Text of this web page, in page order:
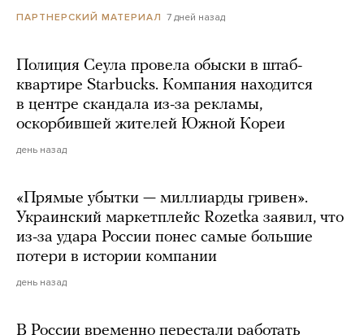
ПАРТНЕРСКИЙ МАТЕРИАЛ 7 дней назад
Полиция Сеула провела обыски в штаб-
квартире Starbucks. Компания находится
в центре скандала из-за рекламы,
оскорбившей жителей Южной Кореи
день назад
«Прямые убытки — миллиарды гривен».
Украинский маркетплейс Rozetka заявил, что
из-за удара России понес самые большие
потери в истории компании
день назад
В России временно перестали работать